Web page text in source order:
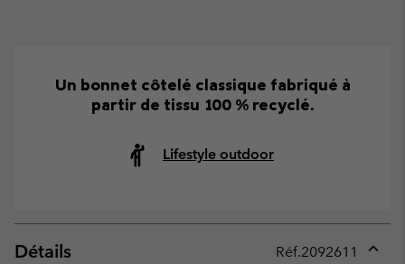
Un bonnet côtelé classique fabriqué à
partir de tissu 100 % recyclé.
Lifestyle outdoor
Détails Réf.2092611